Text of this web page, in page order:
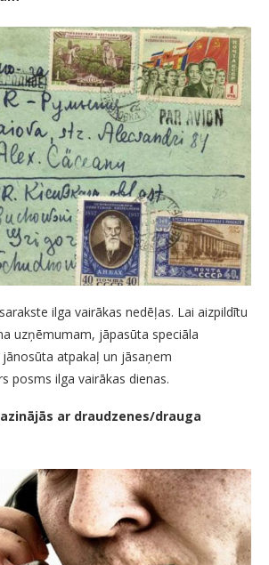
ilga vairākas nedēļas. Lai aizpildītu
uzņēmumam, jāpasūta speciāla
atpakaļ un jāsaņem
posms ilga vairākas dienas.
ar draudzenes/drauga